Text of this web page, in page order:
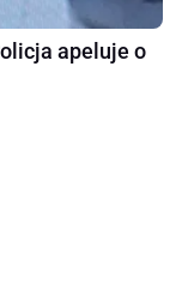
apeluje o